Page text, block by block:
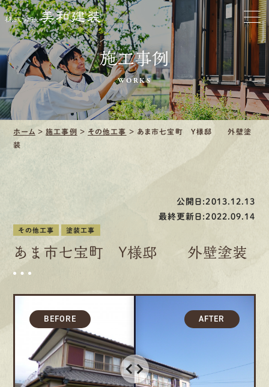
お家をきれいに
会社をきれいに
クリーニング
施工事例
採用情報
先輩インタビュー
エントリー
施工事例
WORKS
ホーム >施工事例 > その他工事 > あま市七宝町 Y様邸 外壁塗
装
公開日:2013.12.13
最終更新日:2022.09.14
その他工事 塗装工事
あま市七宝町 Y様邸 外壁塗装